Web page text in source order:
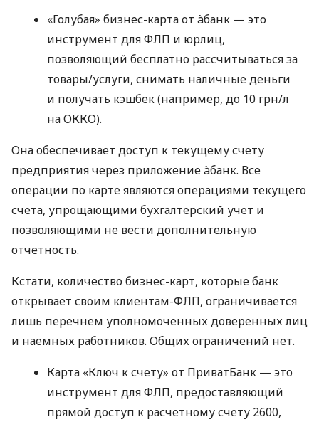
«Голубая» бизнес-карта от àбанк — это
инструмент для ФЛП и юрлиц,
позволяющий бесплатно рассчитываться за
товары/услуги, снимать наличные деньги
и получать кэшбек (например, до 10 грн/л
на ОККО).
Она обеспечивает доступ к текущему счету
предприятия через приложение àбанк. Все
операции по карте являются операциями текущего
счета, упрощающими бухгалтерский учет и
позволяющими не вести дополнительную
отчетность.
Кстати, количество бизнес-карт, которые банк
открывает своим клиентам-ФЛП, ограничивается
лишь перечнем уполномоченных доверенных лиц
и наемных работников. Общих ограничений нет.
Карта «Ключ к счету» от ПриватБанк — это
инструмент для ФЛП, предоставляющий
прямой доступ к расчетному счету 2600,